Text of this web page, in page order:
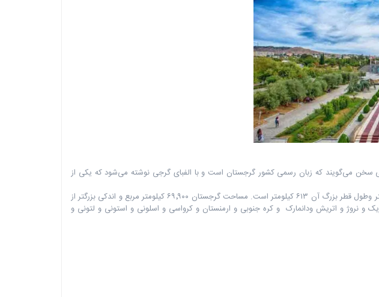
مردم بومی گرجستان،‎ ‎مردم گرجی‎ ‎مسیحی‎ ‎ارتدکس‎ ‎و پیرو‎ ‎کلیسای ارتدکس گرجی‎ ‎هستند. گرجی‌ها به زبان‎ ‎گرجی‎ ‎سخن ‏می‌گویند که زبان رسمی کشور گرجستان است و با‎ ‎الفبای گرجی‎ ‎نوشته می‌شود که یکی از
‎سری‌لانکا‎ ‎و کوچکتر از‎ ‎سیرالئون‎ ‎است‎.‎‏ این کشور بزرگتر از ‏کشورهای اروپای مرکزی و اسیا شرقی مانند‎ ‎اهلند‎ ‎و‎ ‎بلژیک‎ ‎و‎ ‎نروژ‎ ‎و‎ ‎اتریش‎ ‎ودانمارک‎ ‎‏ و کره جنوبی و ارمنستان و کرواسی و ‏اسلونی و استونی و لتونی و